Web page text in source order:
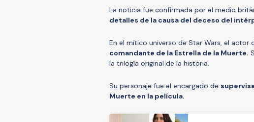
La noticia fue confirmada por el medio
detalles de la causa del deceso del
En el mítico universo de Star Wars, el actor
comandante de la Estrella de la Muerte.
la trilogía original de la historia.
Su personaje fue el encargado de
Muerte en la película.